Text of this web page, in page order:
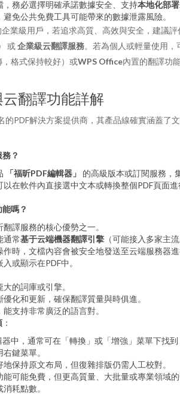
務必選擇明確承諾數據安全、支持本地化部署
免公共免費工具可能帶來的數據泄露風險。
企業級用戶，若追求高質、高效與安全，建議評
或企業級云翻譯服務。若為個人或輕量使用，
，格式保持較好）或WPS Office內置的翻譯功
翻譯功能詳解
的PDF解決方案提供商，其產品線確實涵蓋了
？
「福昕PDF編輯器」
的高級版本或訂閱服務，
在軟件內直接選中文本或轉換整個PDF頁面進
嗎？
翻譯服務的核心優勢之一。
通常基于云端機器翻譯引擎 （可能接入多家主
時，文檔內容會被安全地發送至云端服務器
或顯示在PDF中。
的詞庫或引擎。
優化和更新，確保翻譯質量與時俱進。
能支持非常廣泛的語言對。
：
器中，通常可在「轉換」或「增強」菜單下找到
鍵菜單。
地保持原文布局，但復雜排版仍需人工校對。
能可能免費，但更高質量、大批量或專業領域
耗點數。